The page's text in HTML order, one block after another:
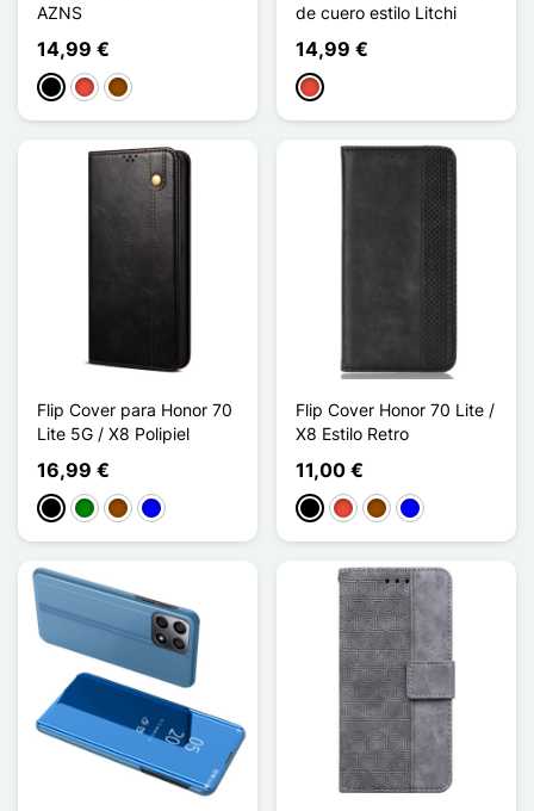
AZNS
14,99 €
NegroRojoMarrón
de cuero estilo Litchi
14,99 €
Rojo
Flip Cover para Honor 70
Lite 5G / X8 Polipiel
16,99 €
NegroVerdeMarrón
Azul
Flip Cover Honor 70 Lite /
X8 Estilo Retro
11,00 €
NegroRojoMarrón
Azul